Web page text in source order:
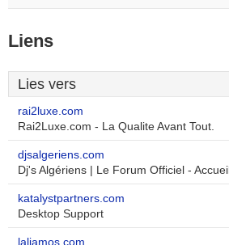
Liens
Lies vers
rai2luxe.com
Rai2Luxe.com - La Qualite Avant Tout.
djsalgeriens.com
Dj's Algériens | Le Forum Officiel - Accueil
katalystpartners.com
Desktop Support
laliamos.com